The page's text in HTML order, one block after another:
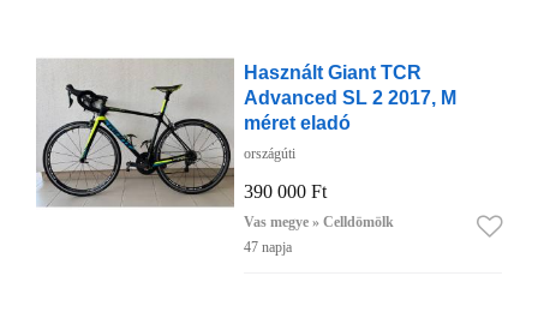
Használt Giant TCR
Advanced SL 2 2017, M
méret eladó
országúti
390 000 Ft
Vas megye » Celldömölk
47 napja